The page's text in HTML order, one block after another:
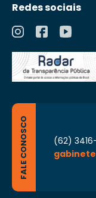
Redes sociais
FALE CONOSCO
(62)